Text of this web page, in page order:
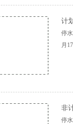
计
停
月
非
停